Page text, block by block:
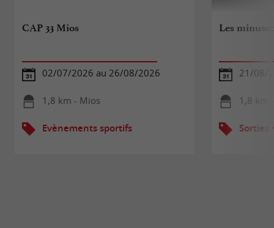
CAP 33 Mios
02/07/2026 au 26/08/2026
1,8 km - Mios
Evènements sportifs
Les
21/08/
1,8 km
Sorties